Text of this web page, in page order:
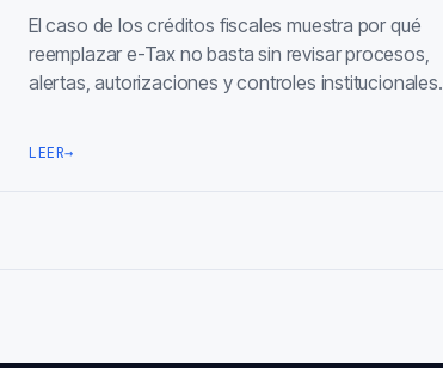
El caso de los créditos fiscales muestra por qué
reemplazar e-Tax no basta sin revisar procesos,
alertas, autorizaciones y controles institucionales.
LEER→